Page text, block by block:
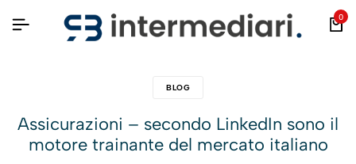
0
BLOG
Assicurazioni – secondo LinkedIn sono il
motore trainante del mercato italiano